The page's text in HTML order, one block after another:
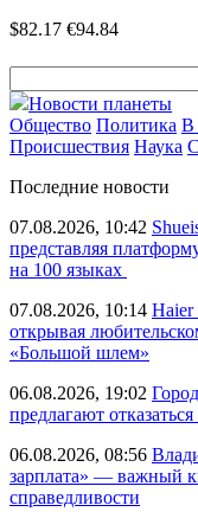
$82.17 €94.84
Новости планеты
Общество Политика В
Происшествия Наука
Последние новости
07.08.2026, 10:42
представляя
на 100 языках
07.08.2026, 10:14 Haier
открывая
«Большой шлем»
06.08.2026, 19:02
предлагают
06.08.2026, 08:56
зарплата» — важный
справедливости